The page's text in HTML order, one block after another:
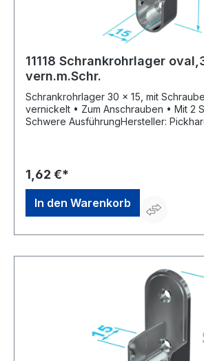
11118 Schrankrohrlager
vern.m.Schr.
Schrankrohrlager 30 x 15, mit
vernickelt • Zum Anschrauben • Mit 2 Schraublöchern •
Schwere AusführungHersteller:
1,62 €*
In den Warenkorb